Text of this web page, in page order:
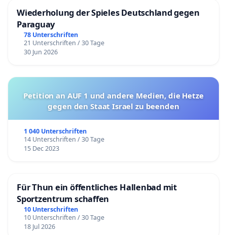
Wiederholung der Spieles Deutschland gegen
Paraguay
78 Unterschriften
21 Unterschriften / 30 Tage
30 Jun 2026
Petition an AUF 1 und andere Medien, die Hetze
gegen den Staat Israel zu beenden
1 040 Unterschriften
14 Unterschriften / 30 Tage
15 Dec 2023
Für Thun ein öffentliches Hallenbad mit
Sportzentrum schaffen
10 Unterschriften
10 Unterschriften / 30 Tage
18 Jul 2026